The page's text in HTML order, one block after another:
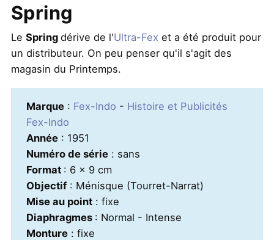
Spring
Le Spring dérive de l'Ultra-Fex et a été produit pour
un distributeur. On peu penser qu'il s'agit des
magasin du Printemps.
Marque: Fex-Indo - Histoire et Publicités
Fex-Indo
Année: 1951
Numéro de série: sans
Format : 6 x 9 cm
Objectif: Ménisque (Tourret-Narrat)
Mise au point: fixe
Diaphragmes : Normal - Intense
Monture: fixe